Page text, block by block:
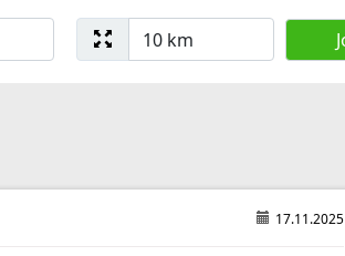
17.11.2025